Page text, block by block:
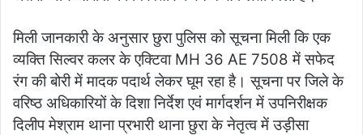
मिली जानकारी के अनुसार छुरा पुलिस को सूचना मिली कि एक
व्यक्ति सिल्वर कलर के एक्टिवा MH 36 AE 7508 में सफेद
रंग की बोरी में मादक पदार्थ लेकर घूम रहा है। सूचना पर जिले के
वरिष्ठ अधिकारियों के दिशा निर्देश एवं मार्गदर्शन में उपनिरीक्षक
दिलीप मेश्राम थाना प्रभारी थाना छुरा के नेतृत्व में उड़ीसा